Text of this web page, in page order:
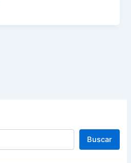
Buscar